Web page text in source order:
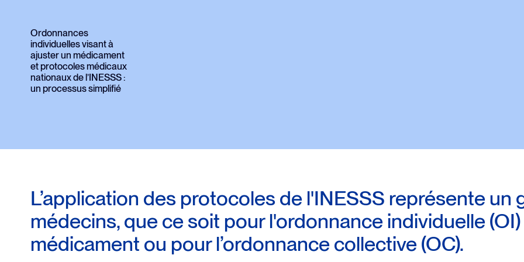
Ordonnances
individuelles visant à
ajuster un médicament
et protocoles médicaux
nationaux de l’INESSS :
un processus simplifié
L’application des protocoles de l'INESSS représente un
médecins, que ce soit pour l'ordonnance individuelle
médicament ou pour l’ordonnance collective (OC).